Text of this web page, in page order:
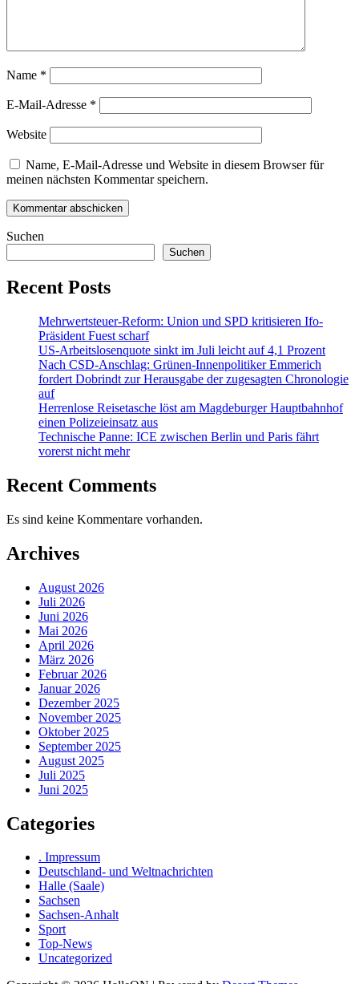
Name *
E-Mail-Adresse *
Website
Name, E-Mail-Adresse und Website in diesem Browser für
meinen nächsten Kommentar speichern.
Suchen
Suchen
Recent Posts
Mehrwertsteuer-Reform: Union und SPD kritisieren Ifo-
Präsident Fuest scharf
US-Arbeitslosenquote sinkt im Juli leicht auf 4,1 Prozent
Nach CSD-Anschlag: Grünen-Innenpolitiker Emmerich
fordert Dobrindt zur Herausgabe der zugesagten Chronologie
auf
Herrenlose Reisetasche löst am Magdeburger Hauptbahnhof
einen Polizeieinsatz aus
Technische Panne: ICE zwischen Berlin und Paris fährt
vorerst nicht mehr
Recent Comments
Es sind keine Kommentare vorhanden.
Archives
August 2026
Juli 2026
Juni 2026
Mai 2026
April 2026
März 2026
Februar 2026
Januar 2026
Dezember 2025
November 2025
Oktober 2025
September 2025
August 2025
Juli 2025
Juni 2025
Categories
. Impressum
Deutschland- und Weltnachrichten
Halle (Saale)
Sachsen
Sachsen-Anhalt
Sport
Top-News
Uncategorized